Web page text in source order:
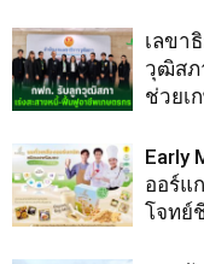
เลขา
วุฒิสภ
ช่วยเ
Early
ออร์แ
โจทย์